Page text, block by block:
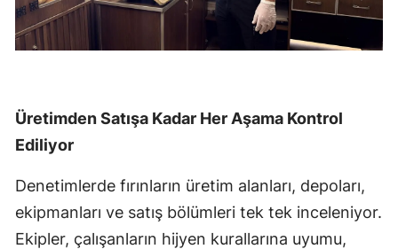
Üretimden Satışa Kadar Her Aşama Kontrol
Ediliyor
Denetimlerde fırınların üretim alanları, depoları,
ekipmanları ve satış bölümleri tek tek inceleniyor.
Ekipler, çalışanların hijyen kurallarına uyumu,